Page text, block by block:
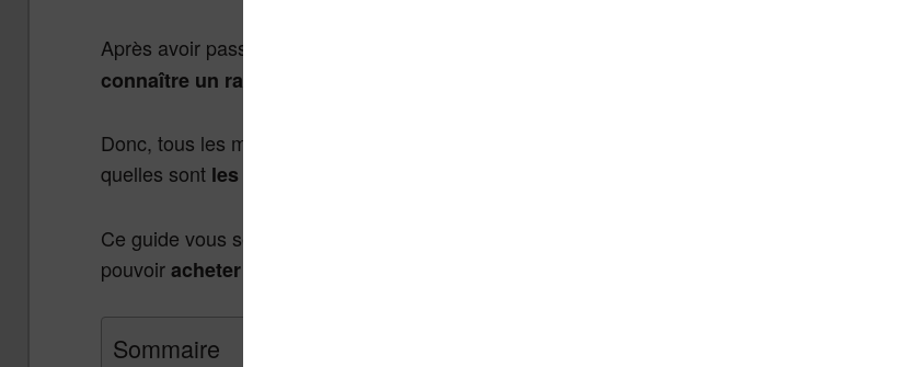
Après avoir passé presque
connaître un rayon
Donc, tous les mois je compile les informations du moment, les tests, les rumeurs et j’en déduis
quelles sont les meilleures liseuses à acheter.
Ce guide vous sera très utile pour (vous) offrir une liseuse. En lisant cette page vous devriez
pouvoiracheter la liseuse qui vous conviendra le mieux
Sommaire